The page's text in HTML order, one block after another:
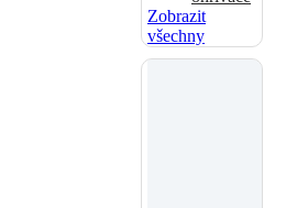
Zobrazit
všechny